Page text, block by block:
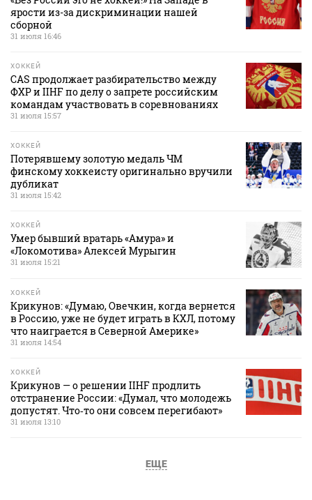
ярости из-за дискриминации нашей
сборной
31 июля 16:46
ХОККЕЙ
CAS продолжает разбирательство между
ФХР и IIHF по делу о запрете российским
командам участвовать в соревнованиях
31 июля 15:57
ХОККЕЙ
Потерявшему золотую медаль ЧМ
финскому хоккеисту оригинально вручили
дубликат
31 июля 15:42
ХОККЕЙ
Умер бывший вратарь «Амура» и
«Локомотива» Алексей Мурыгин
31 июля 15:21
ХОККЕЙ
Крикунов: «Думаю, Овечкин, когда вернется
в Россию, уже не будет играть в КХЛ, потому
что наиграется в Северной Америке»
31 июля 14:54
ХОККЕЙ
Крикунов — о решении IIHF продлить
отстранение России: «Думал, что молодежь
допустят. Что‑то они совсем перегибают»
31 июля 13:10
ЕЩЕ